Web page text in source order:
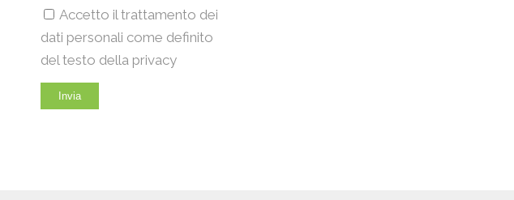
Accetto il trattamento dei
dati personali come definito
del testo della privacy